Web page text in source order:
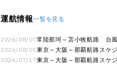
運航情報一覧を見る
2026/08/07常陸那珂～苫小牧航路 台
月7日18…
2026/08/05東京～大阪～那覇航路スケ
2026/07/17東京～大阪～那覇航路スケ